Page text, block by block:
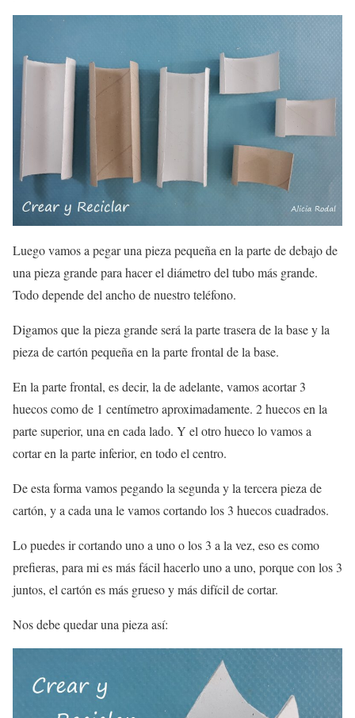
Luego vamos a pegar una pieza pequeña en la parte de debajo de
una pieza grande para hacer el diámetro del tubo más grande.
Todo depende del ancho de nuestro teléfono.
Digamos que la pieza grande será la parte trasera de la base y la
pieza de cartón pequeña en la parte frontal de la base.
En la parte frontal, es decir, la de adelante, vamos acortar 3
huecos como de 1 centímetro aproximadamente. 2 huecos en la
parte superior, una en cada lado. Y el otro hueco lo vamos a
cortar en la parte inferior, en todo el centro.
De esta forma vamos pegando la segunda y la tercera pieza de
cartón, y a cada una le vamos cortando los 3 huecos cuadrados.
Lo puedes ir cortando uno a uno o los 3 a la vez, eso es como
prefieras, para mi es más fácil hacerlo uno a uno, porque con los 3
juntos, el cartón es más grueso y más difícil de cortar.
Nos debe quedar una pieza así: